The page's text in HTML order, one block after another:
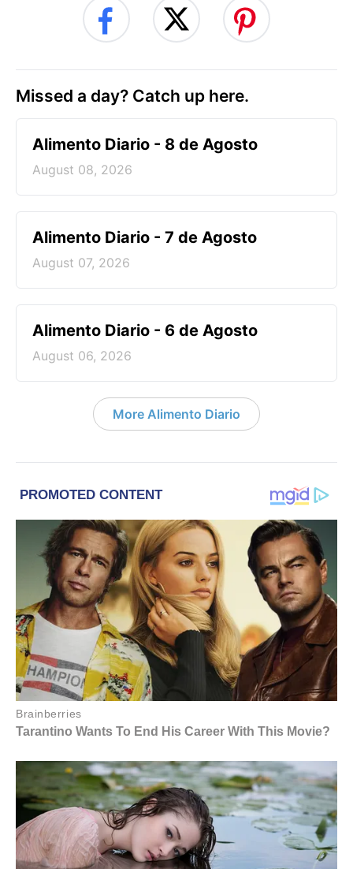
Missed a day? Catch up here.
Alimento Diario - 8 de Agosto
August 08, 2026
Alimento Diario - 7 de Agosto
August 07, 2026
Alimento Diario - 6 de Agosto
August 06, 2026
More Alimento Diario